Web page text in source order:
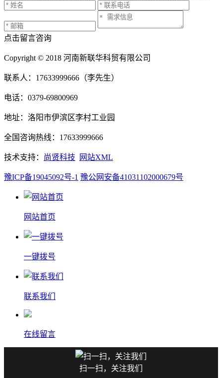
点击留言咨询
Copyright © 2018 河南新联华科贸有限公司
联系人：17633999666（李先生）
电话：0379-69800969
地址：洛阳市伊滨区李村工业园
全国咨询热线：17633999666
技术支持： 尚贤科技 网站XML
豫ICP备19045092号-1 豫公网安备41031102000679号
网站首页
一键拨号
联系我们
在线留言
扫一扫，关注我们